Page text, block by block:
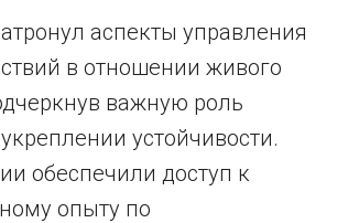
аспекты управления
в отношении живого
важную роль
устойчивости.
обеспечили доступ к
опыту по